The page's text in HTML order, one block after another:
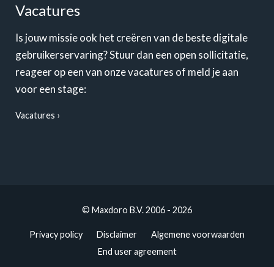
Vacatures
Is jouw missie ook het creëren van de beste digitale
gebruikerservaring? Stuur dan een open sollicitatie,
reageer op een van onze vacatures of meld je aan
voor een stage:
Vacatures
© Maxdoro B.V. 2006 - 2026
Privacy policy Disclaimer
Algemene voorwaarden
End user agreement